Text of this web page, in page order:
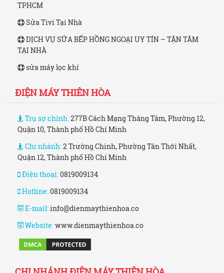
TPHCM
Sửa Tivi Tại Nhà
DỊCH VỤ SỬA BẾP HỒNG NGOẠI UY TÍN – TẬN TÂM
TẠI NHÀ
sửa máy lọc khí
ĐIỆN MÁY THIÊN HÒA
Trụ sợ chính:277B Cách Mạng Tháng Tám, Phường 12,
Quận 10, Thành phố Hồ Chí Minh
Chi nhánh:2 Trường Chinh, Phường Tân Thới Nhất,
Quận 12, Thành phố Hồ Chí Minh
Điện thoại:0819009134
Hotline:0819009134
E-mail:info@dienmaythienhoa.co
Website:www.dienmaythienhoa.co